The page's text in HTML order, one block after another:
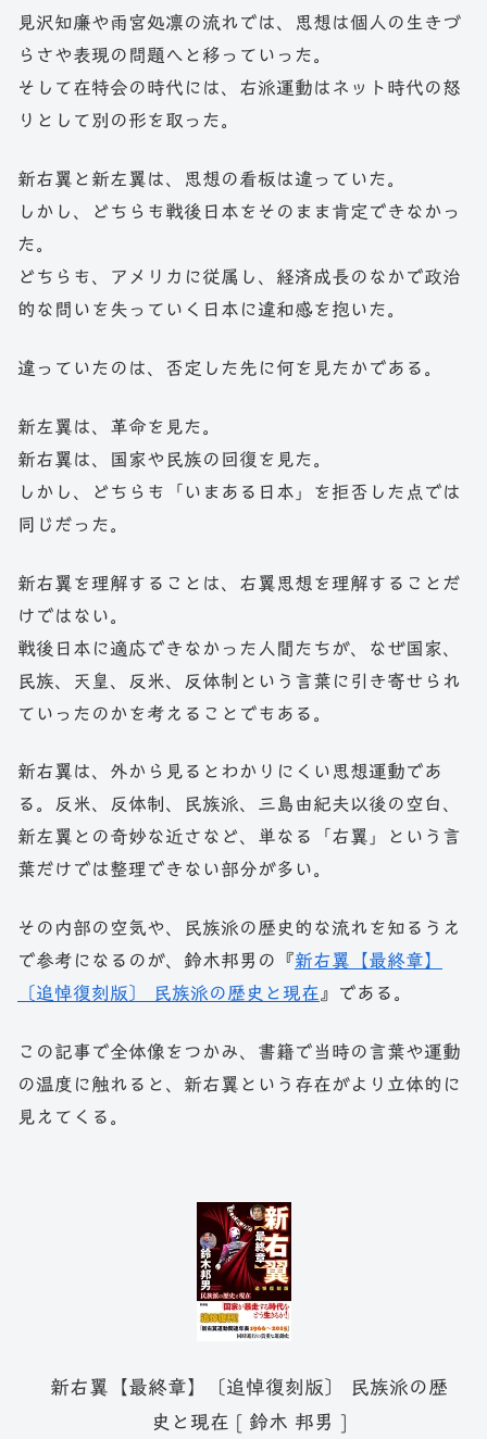
見沢知廉や雨宮処凛の流れでは、思想は個人の生きづ
らさや表現の問題へと移っていった。
そして在特会の時代には、右派運動はネット時代の怒
りとして別の形を取った。
新右翼と新左翼は、思想の看板は違っていた。
しかし、どちらも戦後日本をそのまま肯定できなかっ
た。
どちらも、アメリカに従属し、経済成長のなかで政治
的な問いを失っていく日本に違和感を抱いた。
違っていたのは、否定した先に何を見たかである。
新左翼は、革命を見た。
新右翼は、国家や民族の回復を見た。
しかし、どちらも「いまある日本」を拒否した点では
同じだった。
新右翼を理解することは、右翼思想を理解することだ
けではない。
戦後日本に適応できなかった人間たちが、なぜ国家、
民族、天皇、反米、反体制という言葉に引き寄せられ
ていったのかを考えることでもある。
新右翼は、外から見るとわかりにくい思想運動であ
る。反米、反体制、民族派、三島由紀夫以後の空白、
新左翼との奇妙な近さなど、単なる「右翼」という言
葉だけでは整理できない部分が多い。
その内部の空気や、民族派の歴史的な流れを知るうえ
で参考になるのが、鈴木邦男の『新右翼【最終章】
〔追悼復刻版〕 民族派の歴史と現在 』である。
この記事で全体像をつかみ、書籍で当時の言葉や運動
の温度に触れると、新右翼という存在がより立体的に
見えてくる。
新右翼【最終章】〔追悼復刻版〕 民族派の歴
史と現在 [ 鈴木 邦男 ]